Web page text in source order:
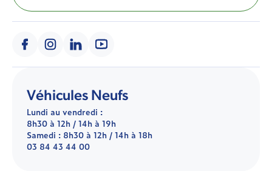
Véhicules Neufs
Lundi au vendredi :
8h30 à 12h / 14h à 19h
Samedi : 8h30 à 12h / 14h à 18h
03 84 43 44 00